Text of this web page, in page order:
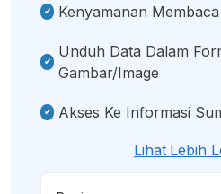
Kenyamanan
Unduh Data Dalam
Gambar/image
Akses Ke Informasi
Lihat Lebih